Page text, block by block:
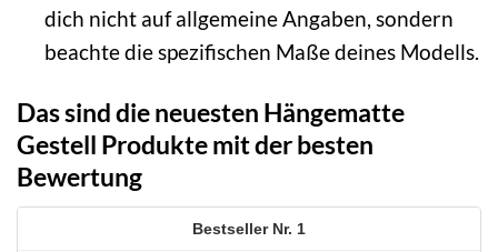
dich nicht auf allgemeine Angaben, sondern
beachte die spezifischen Maße deines Modells.
Das sind die neuesten Hängematte
Gestell Produkte mit der besten
Bewertung
1